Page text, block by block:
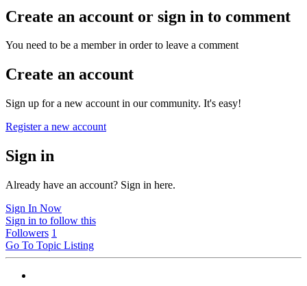
Create an account or sign in to comment
You need to be a member in order to leave a comment
Create an account
Sign up for a new account in our community. It's easy!
Register a new account
Sign in
Already have an account? Sign in here.
Sign In Now
Sign in to follow this
Followers 1
Go To Topic Listing